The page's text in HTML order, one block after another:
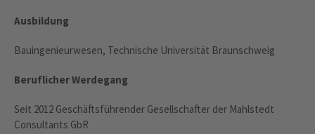
Ausbildung
Bauingenieurwesen, Technische Universität Braunschweig
Beruflicher Werdegang
Seit 2012 Geschäftsführender Gesellschafter der Mahlstedt
Consultants GbR